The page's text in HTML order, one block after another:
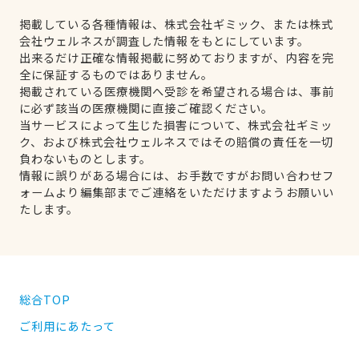
掲載している各種情報は、株式会社ギミック、または株式
会社ウェルネスが調査した情報をもとにしています。
出来るだけ正確な情報掲載に努めておりますが、内容を完
全に保証するものではありません。
掲載されている医療機関へ受診を希望される場合は、事前
に必ず該当の医療機関に直接ご確認ください。
当サービスによって生じた損害について、株式会社ギミッ
ク、および株式会社ウェルネスではその賠償の責任を一切
負わないものとします。
情報に誤りがある場合には、お手数ですがお問い合わせフ
ォームより編集部までご連絡をいただけますようお願いい
たします。
総合TOP
ご利用にあたって